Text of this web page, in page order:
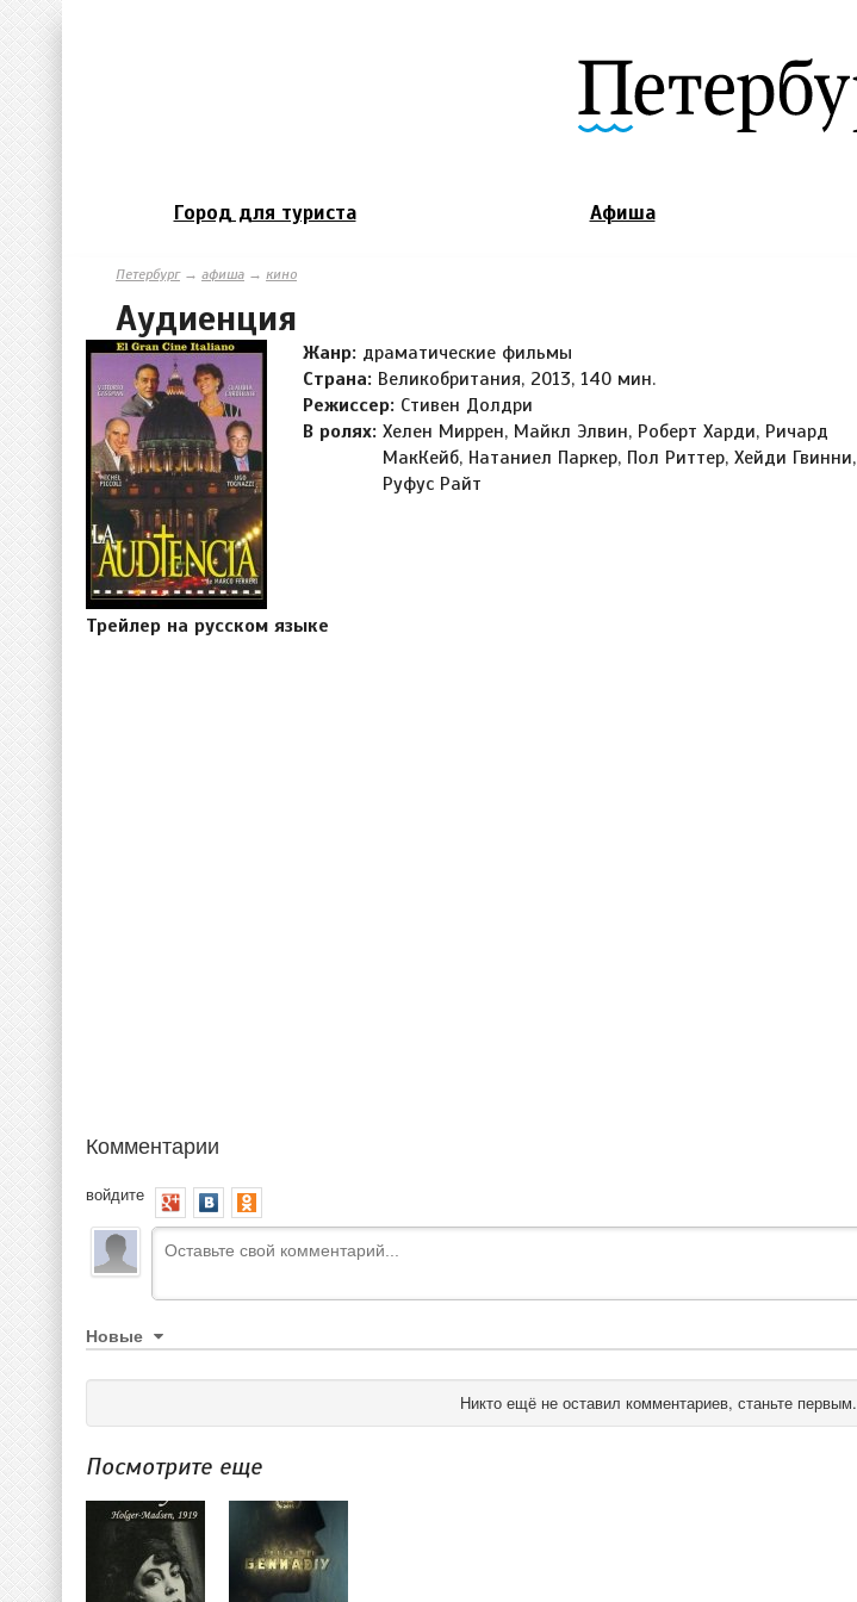
Город для туриста Афиша
Петербург→ афиша → кино
Аудиенция
Жанр: драматические фильмы
Страна: Великобритания, 2013, 140 мин.
Режиссер: Стивен Долдри
В ролях: Хелен Миррен, Майкл Элвин, Роберт Харди, Ричард
МакКейб, Натаниел Паркер, Пол Риттер, Хейди Гвинни,
Руфус Райт
Трейлер на русском языке
Комментарии
войдите
Новые
Никто ещё не оставил комментариев, станьте первым.
Посмотрите еще